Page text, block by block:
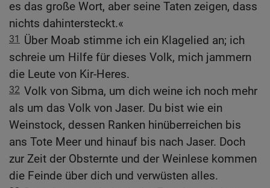
es das große Wort, aber seine Taten zeigen, dass
nichts dahintersteckt.«
31 Über Moab stimme ich ein Klagelied an; ich
schreie um Hilfe für dieses Volk, mich jammern
die Leute von Kir-Heres.
32 Volk von Sibma, um dich weine ich noch mehr
als um das Volk von Jaser. Du bist wie ein
Weinstock, dessen Ranken hinüberreichen bis
ans Tote Meer und hinauf bis nach Jaser. Doch
zur Zeit der Obsternte und der Weinlese kommen
die Feinde über dich und verwüsten alles.